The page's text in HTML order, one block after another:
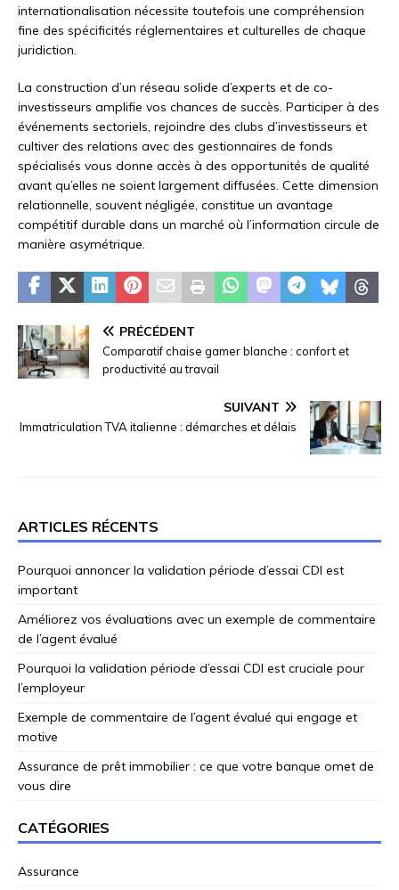
internationalisation nécessite toutefois une compréhension
fine des spécificités réglementaires et culturelles de chaque
juridiction.
La construction d’un réseau solide d’experts et de co-
investisseurs amplifie vos chances de succès. Participer à des
événements sectoriels, rejoindre des clubs d’investisseurs et
cultiver des relations avec des gestionnaires de fonds
spécialisés vous donne accès à des opportunités de qualité
avant qu’elles ne soient largement diffusées. Cette dimension
relationnelle, souvent négligée, constitue un avantage
compétitif durable dans un marché où l’information circule de
manière asymétrique.
PRÉCÉDENT
Comparatif chaise gamer blanche : confort et
productivité au travail
SUIVANT
Immatriculation TVA italienne : démarches et délais
ARTICLES RÉCENTS
Pourquoi annoncer la validation période d’essai CDI est
important
Améliorez vos évaluations avec un exemple de commentaire
de l’agent évalué
Pourquoi la validation période d’essai CDI est cruciale pour
l’employeur
Exemple de commentaire de l’agent évalué qui engage et
motive
Assurance de prêt immobilier : ce que votre banque omet de
vous dire
CATÉGORIES
Assurance